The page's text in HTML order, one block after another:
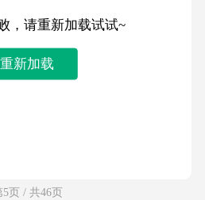
，请重新加载试试~
重新加载
5页 / 共46页